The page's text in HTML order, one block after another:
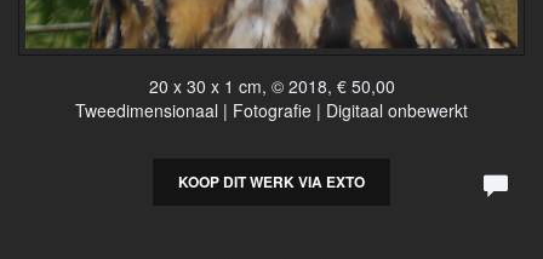
20 x 30 x 1 cm, © 2018, € 50,00
Tweedimensionaal | Fotografie | Digitaal onbewerkt
KOOP DIT WERK VIA EXTO